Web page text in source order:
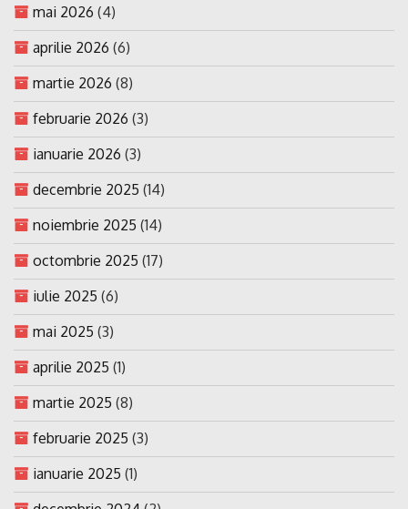
mai 2026 (4)
aprilie 2026 (6)
martie 2026 (8)
februarie 2026 (3)
ianuarie 2026 (3)
decembrie 2025 (14)
noiembrie 2025 (14)
octombrie 2025 (17)
iulie 2025 (6)
mai 2025 (3)
aprilie 2025 (1)
martie 2025 (8)
februarie 2025 (3)
ianuarie 2025 (1)